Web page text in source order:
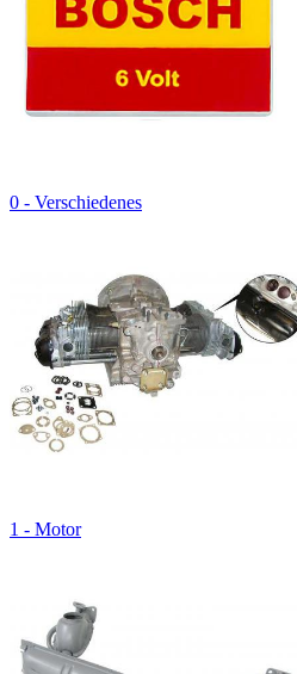
0 - Verschiedenes
1 - Motor